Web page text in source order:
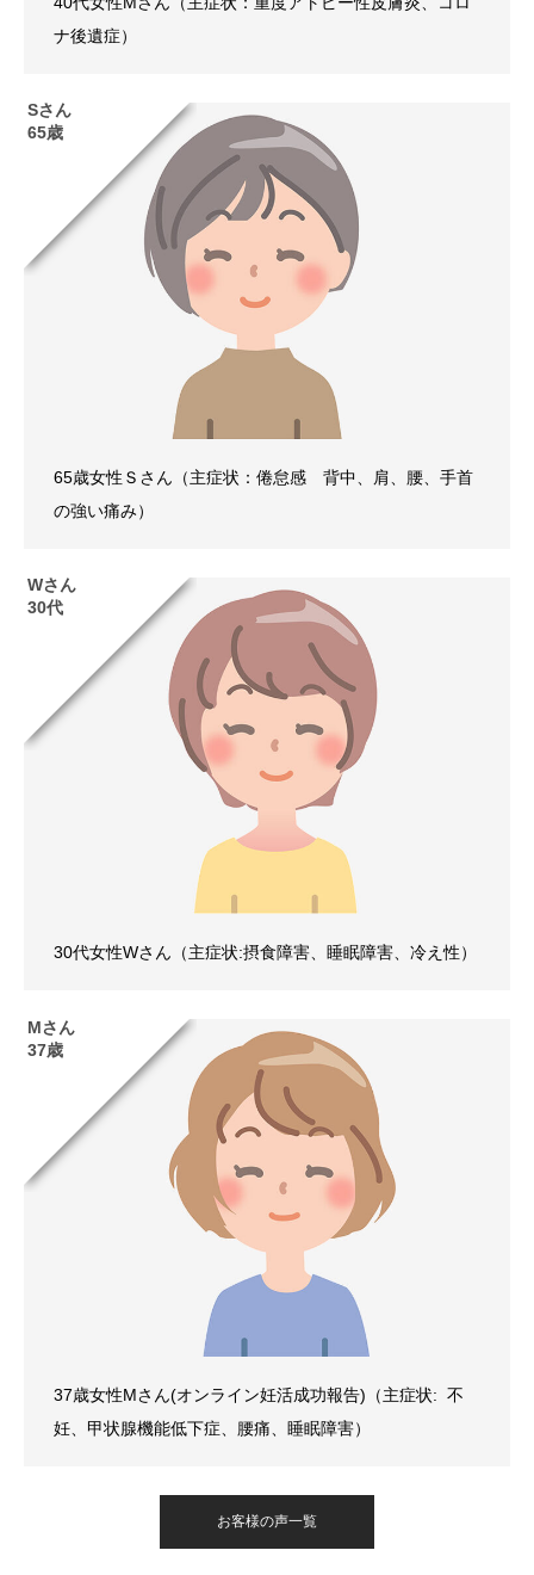
ナ後遺症）
Sさん
65歳
65歳女性Ｓさん（主症状：倦怠感 背中、肩、腰、手首
の強い痛み）
Wさん
30代
30代女性Wさん（主症状:摂食障害、睡眠障害、冷え性）
Mさん
37歳
37歳女性Mさん(オンライン妊活成功報告)（主症状: 不
妊、甲状腺機能低下症、腰痛、睡眠障害）
お客様の声一覧